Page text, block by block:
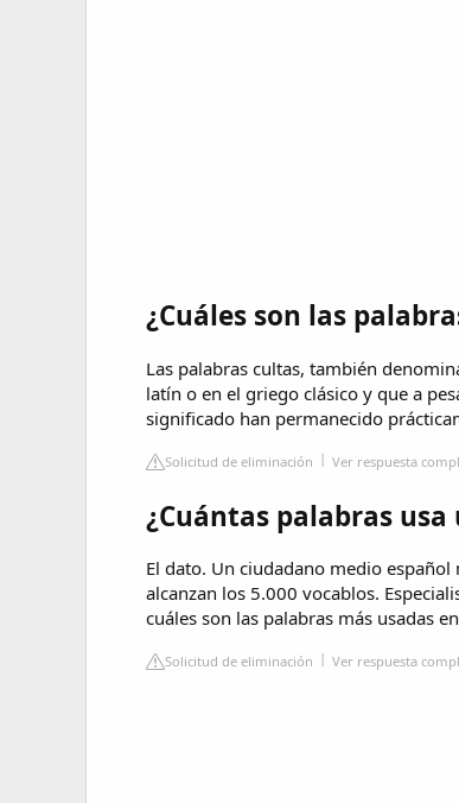
¿Cuáles son las
Las palabras cultas, también
latín o en el griego clásico y que a
significado han permanecido
Solicitud de eliminación Ver respuesta
¿Cuántas palabras
El dato. Un ciudadano medio
alcanzan los 5.000 vocablos.
cuáles son las palabras más usadas
Solicitud de eliminación Ver respuesta